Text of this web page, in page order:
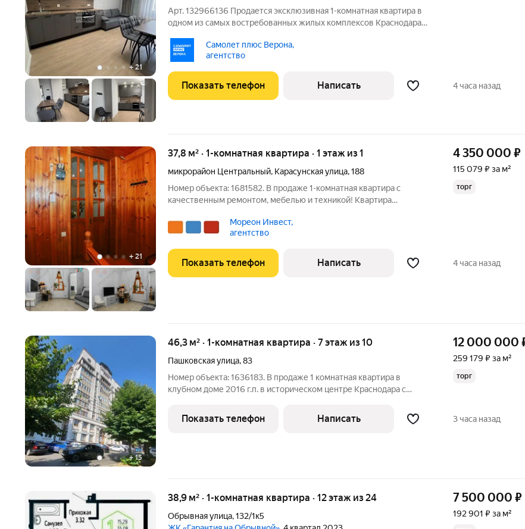
+21
Арт. 132966136 Продается эксклюзивная 1-комнатная квартира в
одном из самых востребованных жилых комплексов Краснодара
эстетику и готовность «под ключ». Преимущества квартиры:
Состояние:
Самолет плюс Верона,
агентство
Показать телефон Написать 4 часа назад
+ 21
37,8 м² · 1-комнатная квартира · 1 этаж из 1
микрорайон Центральный, Карасунская улица,188
Номер объекта: 1681582. В продаже 1-комнатная квартира с
качественным ремонтом, мебелью и техникой! Квартира
рядом трамвайные ветки в любой конец города, остановка
общественного транспорта
Мореон Инвест,
агентство
4 350 000 ₽
115 079 ₽ за м²
торг
Показать телефон Написать 4 часа назад
+15
46,3 м² · 1-комнатная квартира · 7 этаж из 10
Пашковская улица,83
Номер объекта: 1636183. В продаже 1 комнатная квартира в
клубном доме 2016 г.п. в историческом центре Краснодара с
площадкой, с парковкой наземной и подземной ,лифт спускается в
паркинг. Самый
12 000 000
259 179 ₽ за м²
торг
Показать телефон Написать 3 часа назад
38,9 м² · 1-комнатная квартира · 12 этаж из 24
Обрывная улица,132/1к5
7 500 000 ₽
192 901 ₽ за м²